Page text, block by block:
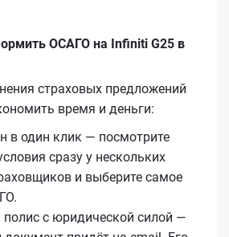
ОСАГО на Infiniti G25 в
страховых предложений
время и деньги:
в один клик — посмотрите
сразу у нескольких
и выберите самое
с юридической силой —